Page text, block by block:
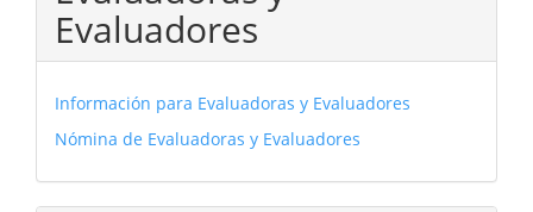
Evaluadores
Información para Evaluadoras y Evaluadores
Nómina de Evaluadoras y Evaluadores